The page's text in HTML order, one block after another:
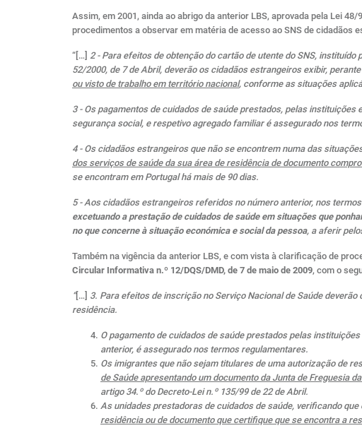
Assim, em 2001, ainda ao abrigo da anterior LBS, aprovada pela Lei
procedimentos a observar em matéria de acesso ao SNS de cidadãos
“[…] 2 - Para efeitos de obtenção do cartão de utente do SNS,
52/2000, de 7 de Abril, deverão os cidadãos estrangeiros exibir,
ou visto de trabalho em território nacional, conforme as situações
3 - Os pagamentos de cuidados de saúde prestados, pelas
segurança social, e respetivo agregado familiar é assegurado nos
4 - Os cidadãos estrangeiros que não se encontrem numa das
dos serviços de saúde da sua área de residência de documento
se encontram em Portugal há mais de 90 dias.
5 - Aos cidadãos estrangeiros referidos no número anterior, nos
excetuando a prestação de cuidados de saúde em situações que
no que concerne à situação económica e social da pessoa, a aferir
Também na vigência da anterior LBS, e com vista à clarificação de
Circular Informativa n.º 12/DQS/DMD, de 7 de maio de 2009, com o
“[…] 3. Para efeitos de inscrição no Serviço Nacional de Saúde
residência.
O pagamento de cuidados de saúde prestados pelas
anterior, é assegurado nos termos regulamentares.
Os imigrantes que não sejam titulares de uma autorização de
de Saúde apresentando um documento da Junta de Freguesia
artigo 34.º do Decreto-Lei n.º 135/99 de 22 de Abril.
As unidades prestadoras de cuidados de saúde, verificando
residência ou de documento que certifique que se encontra a